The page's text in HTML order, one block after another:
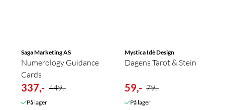
Saga Marketing AS
Numerology Guidance
Cards
337,- 449,-
På lager
Mystica Idè Design
Dagens Tarot & Stein
59,- 79,-
På lager